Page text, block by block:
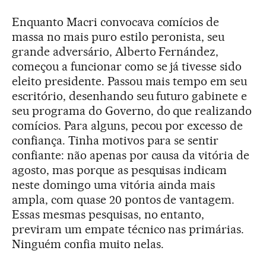
Enquanto Macri convocava comícios de
massa no mais puro estilo peronista, seu
grande adversário, Alberto Fernández,
começou a funcionar como se já tivesse sido
eleito presidente. Passou mais tempo em seu
escritório, desenhando seu futuro gabinete e
seu programa do Governo, do que realizando
comícios. Para alguns, pecou por excesso de
confiança. Tinha motivos para se sentir
confiante: não apenas por causa da vitória de
agosto, mas porque as pesquisas indicam
neste domingo uma vitória ainda mais
ampla, com quase 20 pontos de vantagem.
Essas mesmas pesquisas, no entanto,
previram um empate técnico nas primárias.
Ninguém confia muito nelas.